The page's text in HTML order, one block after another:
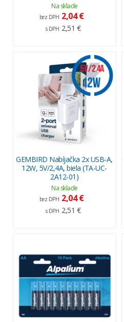
Na sklade
bez DPH 2,04 €
s DPH 2,51 €
GEMBIRD Nabíjačka 2x USB-A,
12W, 5V/2,4A, biela (TA-UC-
2A12-01)
Na sklade
bez DPH 2,04 €
s DPH 2,51 €